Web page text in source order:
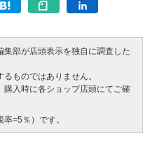
部が店頭表示を独自に調査した
ものではありません。
入時に各ショップ店頭にてご確
=5％）です。